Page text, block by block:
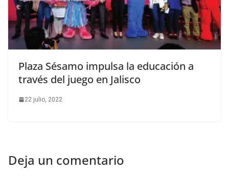
Plaza Sésamo impulsa la educación a
través del juego en Jalisco
22 julio, 2022
Deja un comentario